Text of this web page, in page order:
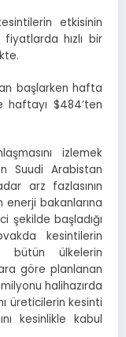
etkisinin
hızlı bir
başlarken hafta
$484’ten
izlemek
Suudi Arabistan
arz fazlasının
bakanlarına
şekilde başladığı
kesintilerin
bütün ülkelerin
göre planlanan
halihazırda
üreticilerin kesinti
kesinlikle kabul